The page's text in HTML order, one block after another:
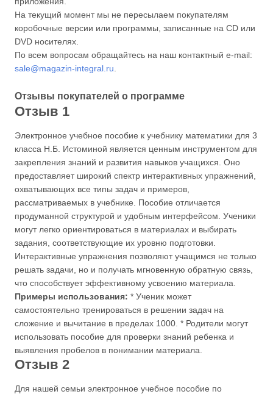
На текущий момент мы не пересылаем покупателям
коробочные версии или программы, записанные на CD или
DVD носителях.
По всем вопросам обращайтесь на наш контактный e-mail:
sale@magazin-integral.ru
Отзывы покупателей о программе
Отзыв 1
Электронное учебное пособие к учебнику математики для 3
класса Н.Б. Истоминой является ценным инструментом для
закрепления знаний и развития навыков учащихся. Оно
предоставляет широкий спектр интерактивных упражнений,
охватывающих все типы задач и примеров,
рассматриваемых в учебнике. Пособие отличается
продуманной структурой и удобным интерфейсом. Ученики
могут легко ориентироваться в материалах и выбирать
задания, соответствующие их уровню подготовки.
Интерактивные упражнения позволяют учащимся не только
решать задачи, но и получать мгновенную обратную связь,
что способствует эффективному усвоению материала.
Примеры использования: * Ученик может
самостоятельно тренироваться в решении задач на
сложение и вычитание в пределах 1000. * Родители могут
использовать пособие для проверки знаний ребенка и
выявления пробелов в понимании материала.
Отзыв 2
Для нашей семьи электронное учебное пособие по